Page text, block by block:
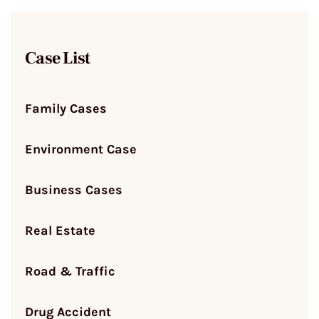
Case List
Family Cases
Environment Case
Business Cases
Real Estate
Road & Traffic
Drug Accident